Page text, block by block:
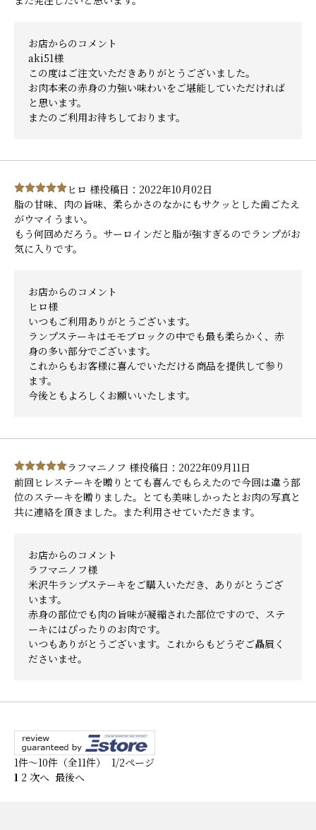
お店からのコメント
aki51様
この度はご注文いただきありがとうございました。
お肉本来の赤身の力強い味わいをご堪能していただければ
と思います。
またのご利用お待ちしております。
ヒロ 様投稿日：2022年10月02日
脂の甘味、肉の旨味、柔らかさのなかにもサクッとした歯ごたえ
がウマイうまい。
もう何回めだろう。サーロインだと脂が強すぎるのでランプがお
気に入りです。
お店からのコメント
ヒロ様
いつもご利用ありがとうございます。
ランプステーキはモモブロックの中でも最も柔らかく、赤
身の多い部分でございます。
これからもお客様に喜んでいただける商品を提供して参り
ます。
今後ともよろしくお願いいたします。
ラフマニノフ 様投稿日：2022年09月11日
前回ヒレステーキを贈りとても喜んでもらえたので今回は違う部
位のステーキを贈りました。とても美味しかったとお肉の写真と
共に連絡を頂きました。また利用させていただきます。
お店からのコメント
ラフマニノフ様
米沢牛ランプステーキをご購入いただき、ありがとうござ
います。
赤身の部位でも肉の旨味が凝縮された部位ですので、ステ
ーキにはぴったりのお肉です。
いつもありがとうございます。これからもどうぞご贔屓く
ださいませ。
1件～10件（全11件） 1/2ページ
1 2 次へ 最後へ